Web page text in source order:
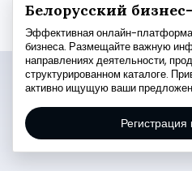
Белорусский
Эффективная онлайн-
бизнеса. Размещайте важную
направлениях деятельности,
структурированном каталоге.
активно ищущую ваши